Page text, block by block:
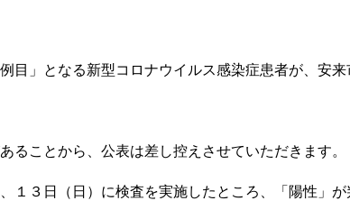
目」となる新型コロナウイルス感染症患者が、安来
ことから、公表は差し控えさせていただきます。
１３日（日）に検査を実施したところ、「陽性」が